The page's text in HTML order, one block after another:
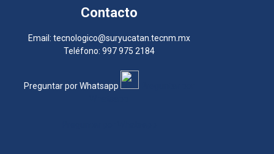
Contacto
Email: tecnologico@suryucatan.tecnm.mx
Teléfono: 997 975 2184
Preguntar por Whatsapp